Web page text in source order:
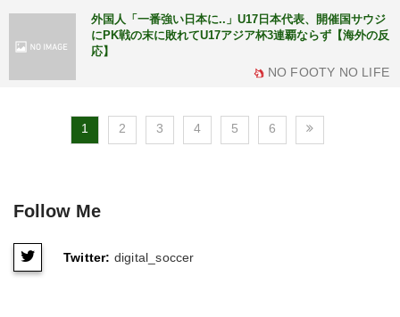
外国人「一番強い日本に..」U17日本代表、開催国サウジ
にPK戦の末に敗れてU17アジア杯3連覇ならず【海外の反
応】
NO FOOTY NO LIFE
1 2 3 4 5 6
Follow Me
Twitter: digital_soccer